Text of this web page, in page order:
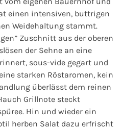
einen intensiven, buttrigen
Weidehaltung stammt.
Zuschnitt aus der oberen
der Sehne an eine
sous-vide gegart und
starken Röstaromen, kein
überlässt dem reinen
Grillnote steckt
Hin und wieder ein
herben Salat dazu erfrischt